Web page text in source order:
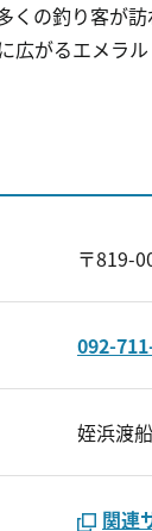
くの釣り客が
広がるエメラ
〒819-
092-
姪浜渡
関連